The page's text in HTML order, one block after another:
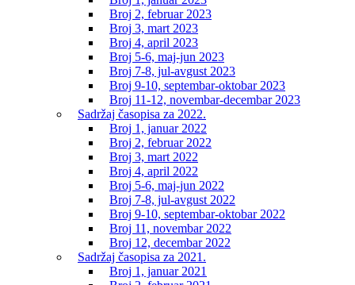
Broj 2, februar 2023
Broj 3, mart 2023
Broj 4, april 2023
Broj 5-6, maj-jun 2023
Broj 7-8, jul-avgust 2023
Broj 9-10, septembar-oktobar 2023
Broj 11-12, novembar-decembar 2023
Sadržaj časopisa za 2022.
Broj 1, januar 2022
Broj 2, februar 2022
Broj 3, mart 2022
Broj 4, april 2022
Broj 5-6, maj-jun 2022
Broj 7-8, jul-avgust 2022
Broj 9-10, septembar-oktobar 2022
Broj 11, novembar 2022
Broj 12, decembar 2022
Sadržaj časopisa za 2021.
Broj 1, januar 2021